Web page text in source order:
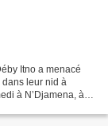
Itno a menacé
leur nid à
à N’Djamena, à